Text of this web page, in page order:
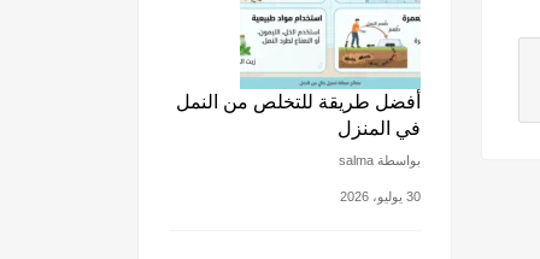
أفضل طريقة للتخلص من النمل
في المنزل
بواسطة salma
30 يوليو، 2026